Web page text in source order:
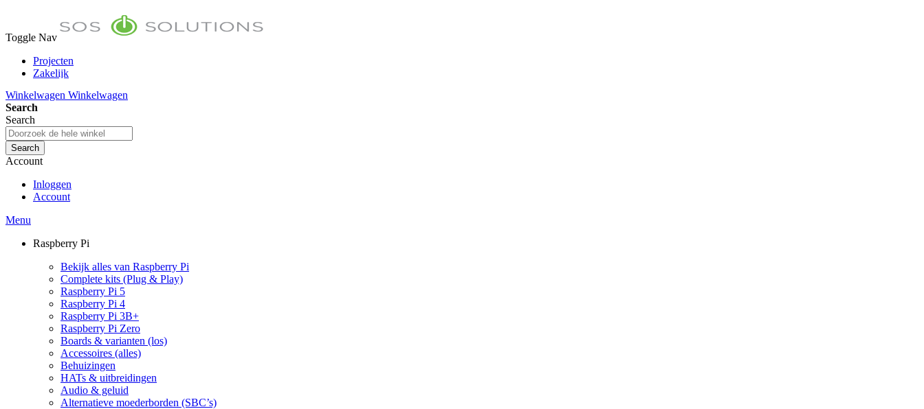
Toggle Nav
Projecten
Zakelijk
Toon prijzen Incl. BTW
Toon prijzen Excl. BTW
Winkelwagen Winkelwagen
Search
Search
Search
Account
Inloggen
Account
Menu
Raspberry Pi
Bekijk alles van Raspberry Pi
Complete kits (Plug & Play)
Raspberry Pi 5
Raspberry Pi 4
Raspberry Pi 3B+
Raspberry Pi Zero
Boards & varianten (los)
Accessoires (alles)
Behuizingen
HATs & uitbreidingen
Audio & geluid
Alternatieve moederborden (SBC’s)